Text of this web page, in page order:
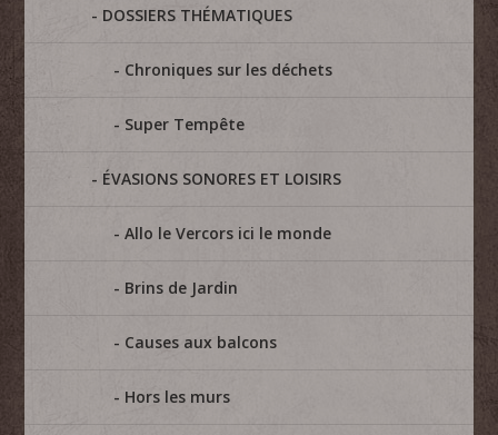
DOSSIERS THÉMATIQUES
Chroniques sur les déchets
Super Tempête
ÉVASIONS SONORES ET LOISIRS
Allo le Vercors ici le monde
Brins de Jardin
Causes aux balcons
Hors les murs